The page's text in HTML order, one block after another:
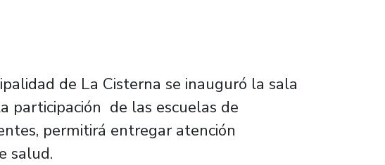
de La Cisterna se inauguró la sala
participación de las escuelas de
permitirá entregar atención
salud.